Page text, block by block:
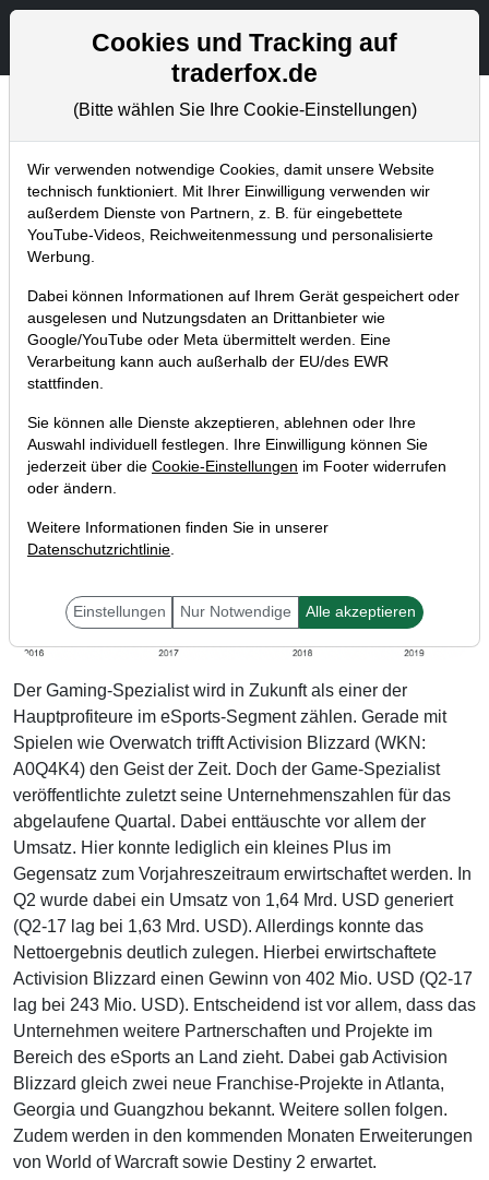
Aktien- und Artikelsuche
Chartanalysen
Home Blog Chartanalysen
Chartanalyse Activision Blizzard:
Stagnierender Umsatz, doch die
Phantasie bleibt!
04.08.2018 um 14:07 Uhr | P. Uhlschmied
Der Gaming-Spezialist wird in Zukunft als einer der
Hauptprofiteure im eSports-Segment zählen. Gerade mit
Spielen wie Overwatch trifft Activision Blizzard (WKN:
A0Q4K4) den Geist der Zeit. Doch der Game-Spezialist
veröffentlichte zuletzt seine Unternehmenszahlen für das
abgelaufene Quartal. Dabei enttäuschte vor allem der
Umsatz. Hier konnte lediglich ein kleines Plus im
Gegensatz zum Vorjahreszeitraum erwirtschaftet werden. In
Q2 wurde dabei ein Umsatz von 1,64 Mrd. USD generiert
(Q2-17 lag bei 1,63 Mrd. USD). Allerdings konnte das
Nettoergebnis deutlich zulegen. Hierbei erwirtschaftete
Activision Blizzard einen Gewinn von 402 Mio. USD (Q2-17
lag bei 243 Mio. USD). Entscheidend ist vor allem, dass das
Unternehmen weitere Partnerschaften und Projekte im
Bereich des eSports an Land zieht. Dabei gab Activision
Blizzard gleich zwei neue Franchise-Projekte in Atlanta,
Georgia und Guangzhou bekannt. Weitere sollen folgen.
Zudem werden in den kommenden Monaten Erweiterungen
von World of Warcraft sowie Destiny 2 erwartet.
Cookies und Tracking auf
traderfox.de
(Bitte wählen Sie Ihre Cookie-Einstellungen)
Wir verwenden notwendige Cookies, damit unsere Website
technisch funktioniert. Mit Ihrer Einwilligung verwenden wir
außerdem Dienste von Partnern, z. B. für eingebettete
YouTube-Videos, Reichweitenmessung und personalisierte
Werbung.
Dabei können Informationen auf Ihrem Gerät gespeichert oder
ausgelesen und Nutzungsdaten an Drittanbieter wie
Google/YouTube oder Meta übermittelt werden. Eine
Verarbeitung kann auch außerhalb der EU/des EWR
stattfinden.
Sie können alle Dienste akzeptieren, ablehnen oder Ihre
Auswahl individuell festlegen. Ihre Einwilligung können Sie
jederzeit über die Cookie-Einstellungen im Footer widerrufen
oder ändern.
Weitere Informationen finden Sie in unserer
Datenschutzrichtlinie.
Einstellungen Nur Notwendige Alle akzeptieren